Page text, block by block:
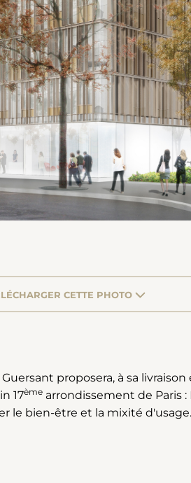
CETTE PHOTO
proposera, à sa
17ème arrondissement de Paris
le bien-être et la mixité d'usage.